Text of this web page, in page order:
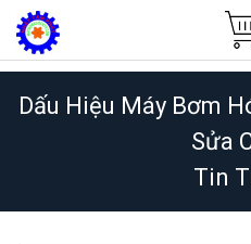
Dấu Hiệu Máy Bơm
Sửa
Tin